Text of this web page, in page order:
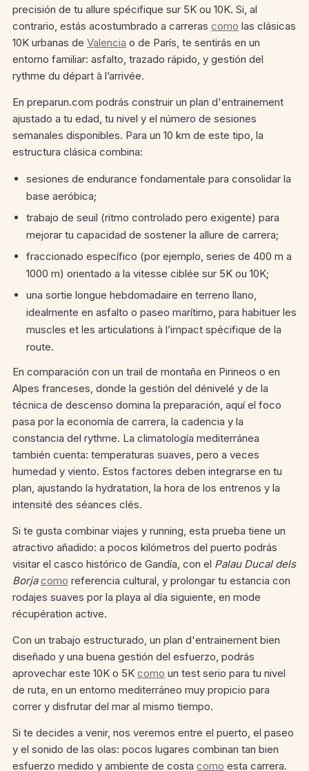
precisión de tu allure spécifique sur 5K ou 10K. Si, al
contrario, estás acostumbrado a carreras como las clásicas
10K urbanas de Valencia o de París, te sentirás en un
entorno familiar: asfalto, trazado rápido, y gestión del
rythme du départ à l’arrivée.
En preparun.com podrás construir un plan d'entrainement
ajustado a tu edad, tu nivel y el número de sesiones
semanales disponibles. Para un 10 km de este tipo, la
estructura clásica combina:
sesiones de endurance fondamentale para consolidar la
base aeróbica;
trabajo de seuil (ritmo controlado pero exigente) para
mejorar tu capacidad de sostener la allure de carrera;
fraccionado específico (por ejemplo, series de 400 m a
1000 m) orientado a la vitesse ciblée sur 5K ou 10K;
una sortie longue hebdomadaire en terreno llano,
idealmente en asfalto o paseo marítimo, para habituer les
muscles et les articulations à l’impact spécifique de la
route.
En comparación con un trail de montaña en Pirineos o en
Alpes franceses, donde la gestión del dénivelé y de la
técnica de descenso domina la preparación, aquí el foco
pasa por la economía de carrera, la cadencia y la
constancia del rythme. La climatología mediterránea
también cuenta: temperaturas suaves, pero a veces
humedad y viento. Estos factores deben integrarse en tu
plan, ajustando la hydratation, la hora de los entrenos y la
intensité des séances clés.
Si te gusta combinar viajes y running, esta prueba tiene un
atractivo añadido: a pocos kilómetros del puerto podrás
visitar el casco histórico de Gandía, con el Palau Ducal dels
Borja como referencia cultural, y prolongar tu estancia con
rodajes suaves por la playa al día siguiente, en mode
récupération active.
Con un trabajo estructurado, un plan d'entrainement bien
diseñado y una buena gestión del esfuerzo, podrás
aprovechar este 10K o 5K como un test serio para tu nivel
de ruta, en un entorno mediterráneo muy propicio para
correr y disfrutar del mar al mismo tiempo.
Si te decides a venir, nos veremos entre el puerto, el paseo
y el sonido de las olas: pocos lugares combinan tan bien
esfuerzo medido y ambiente de costa como esta carrera.